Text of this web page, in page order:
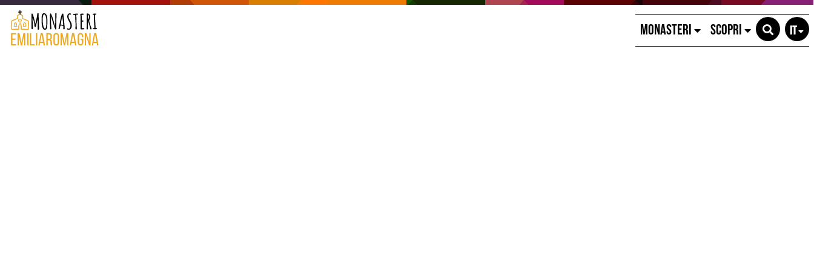
MONASTERI SCOPRI IT